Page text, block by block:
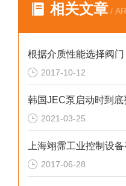
相关文章 /
根据介质性能选择阀门
2017-10-12
2021-03-25
2017-06-28